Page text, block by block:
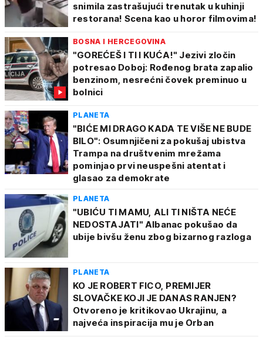
snimila zastrašujući trenutak u kuhinji
restorana! Scena kao u horor filmovima!
BOSNA I HERCEGOVINA
"GOREĆEŠ I TI I KUĆA!" Jezivi zločin
potresao Doboj: Rođenog brata zapalio
benzinom, nesrećni čovek preminuo u
bolnici
PLANETA
"BIĆE MI DRAGO KADA TE VIŠE NE BUDE
BILO": Osumnjičeni za pokušaj ubistva
Trampa na društvenim mrežama
pominjao prvi neuspešni atentat i
glasao za demokrate
PLANETA
"UBIĆU TI MAMU, ALI TI NIŠTA NEĆE
NEDOSTAJATI" Albanac pokušao da
ubije bivšu ženu zbog bizarnog razloga
PLANETA
KO JE ROBERT FICO, PREMIJER
SLOVAČKE KOJI JE DANAS RANJEN?
Otvoreno je kritikovao Ukrajinu, a
najveća inspiracija mu je Orban